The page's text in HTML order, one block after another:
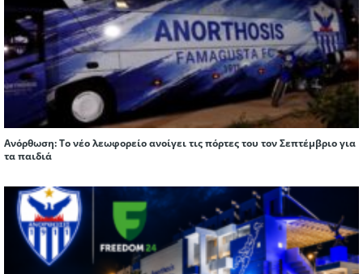
Ανόρθωση: Το νέο λεωφορείο ανοίγει τις πόρτες του τον Σεπτέμβριο για
τα παιδιά